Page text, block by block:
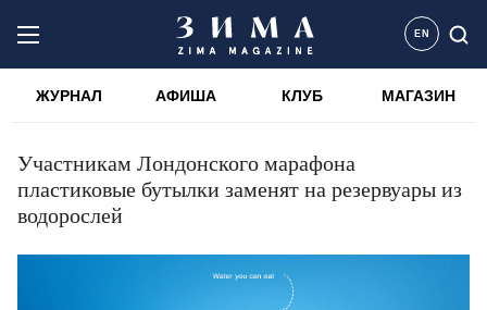
EN
ЖУРНАЛ АФИША КЛУБ МАГАЗИН
Участникам Лондонского марафона
пластиковые бутылки заменят на резервуары из
водорослей